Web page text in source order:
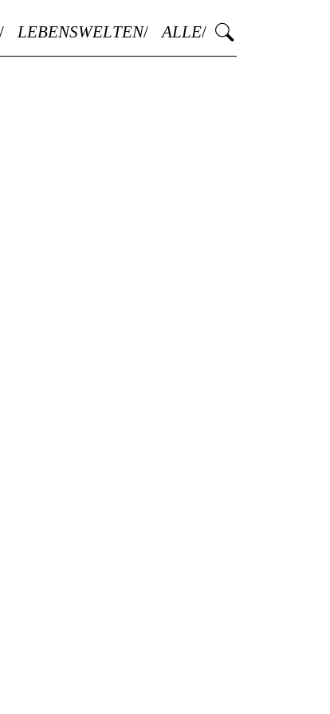
LEBENSWELTEN ALLE